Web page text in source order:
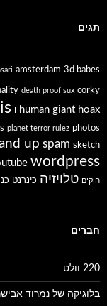
תגים
3d babes
amsterdam
corky
death proof sux
hoax
human giant
photos
planet terror rulez
sketch
spam
up
wordpress
חוקים טלויזיה כינרנט
חברים
220 וולט
בלוגיקה של נמרוד